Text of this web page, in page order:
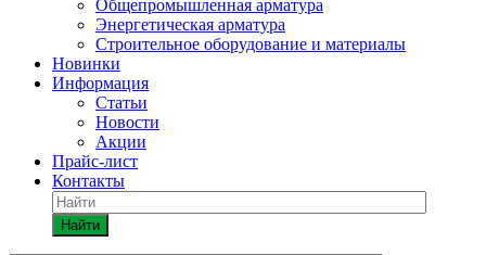
Общепромышленная арматура
Энергетическая арматура
Строительное оборудование и материалы
Новинки
Информация
Статьи
Новости
Акции
Прайс-лист
Контакты
Найти